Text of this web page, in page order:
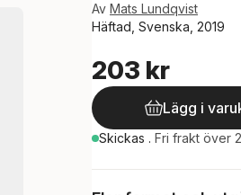
Av Mats Lundqvist
Häftad, Svenska, 2019
203 kr
Lägg i
Skickas . Fri frakt över